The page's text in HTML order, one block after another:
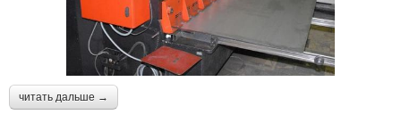
читать дальше →